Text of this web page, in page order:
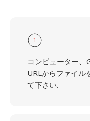
1
コンピューター、
URLからファイル
て下さい.